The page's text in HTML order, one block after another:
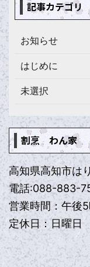
記事カテゴリ
お知らせ
はじめに
未選択
割烹 わん家
高知県高知市は
電話:088-883-
営業時間：午後
定休日：日曜日